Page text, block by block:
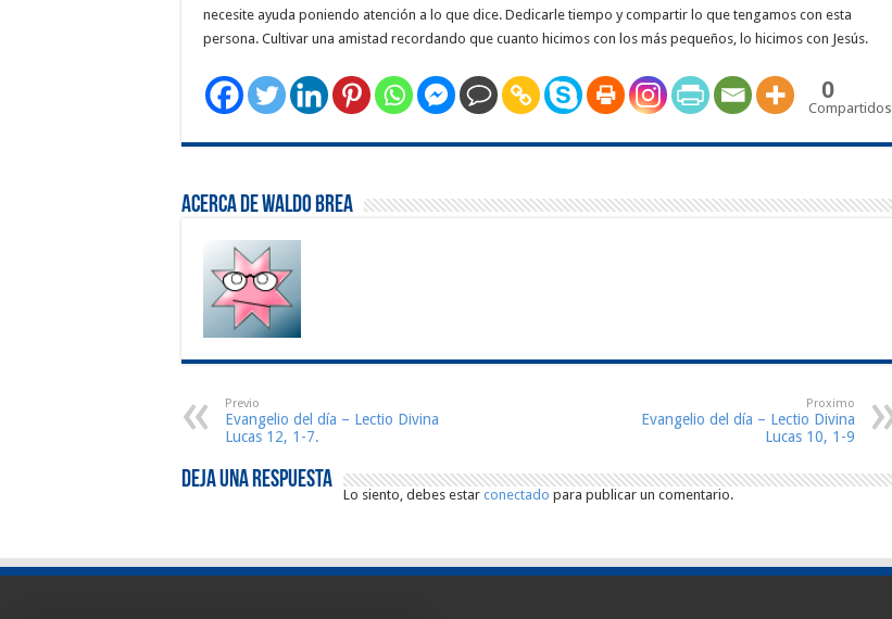
necesite ayuda poniendo atención a lo que dice. Dedicarle tiempo y compartir lo que tengamos con esta
persona. Cultivar una amistad recordando que cuanto hicimos con los más pequeños, lo hicimos con Jesús.
0
Compartidos
Acerca de Waldo Brea
Previo
Evangelio del día – Lectio Divina
Lucas 12, 1-7.
Proximo
Evangelio del día – Lectio Divina
Lucas 10, 1-9
Deja una respuesta
Lo siento, debes estar conectado para publicar un comentario.